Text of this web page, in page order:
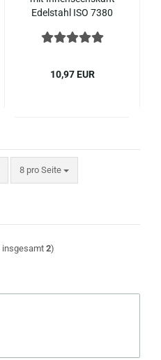
Edel­stahl ISO 7380
10,97 EUR
8 pro Seite
pro Seite
insgesamt2)